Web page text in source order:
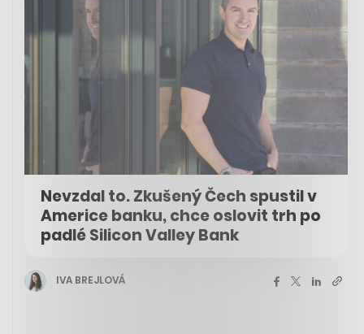
Nevzdal to. Zkušený Čech spustil v
Americe banku, chce oslovit trh po
padlé Silicon Valley Bank
IVA BREJLOVÁ